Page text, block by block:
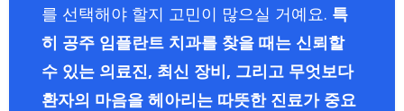
를 선택해야 할지 고민이 많으실 거예요. 특
히 공주 임플란트 치과를 찾을 때는 신뢰할
수 있는 의료진, 최신 장비, 그리고 무엇보다
환자의 마음을 헤아리는 따뜻한 진료가 중요